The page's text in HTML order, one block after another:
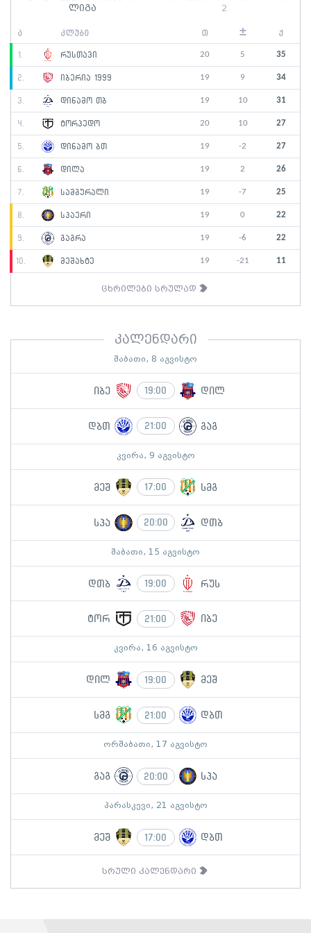
ლიგა
2
ა კლუბი თ ± ქ
1. რუსთავი 20 5 35
2. იბერია 1999 19 9 34
3. დინამო თბ 19 10 31
4. ტორპედო 20 10 27
5. დინამო ბთ 19 -2 27
6. დილა 19 2 26
7. სამგურალი 19 -7 25
8. სპაერი 19 0 22
9. გაგრა 19 -6 22
10. მეშახტე 19 -21 11
ცხრილები სრულად
კალენდარი
შაბათი, 8 აგვისტო
იბე 19:00 დილ
დბთ 21:00 გაგ
კვირა, 9 აგვისტო
მეშ 17:00 სმგ
სპა 20:00 დთბ
შაბათი, 15 აგვისტო
დთბ 19:00 რუს
ტორ 21:00 იბე
კვირა, 16 აგვისტო
დილ 19:00 მეშ
სმგ 21:00 დბთ
ორშაბათი, 17 აგვისტო
გაგ 20:00 სპა
პარასკევი, 21 აგვისტო
მეშ 17:00 დბთ
სრული კალენდარი